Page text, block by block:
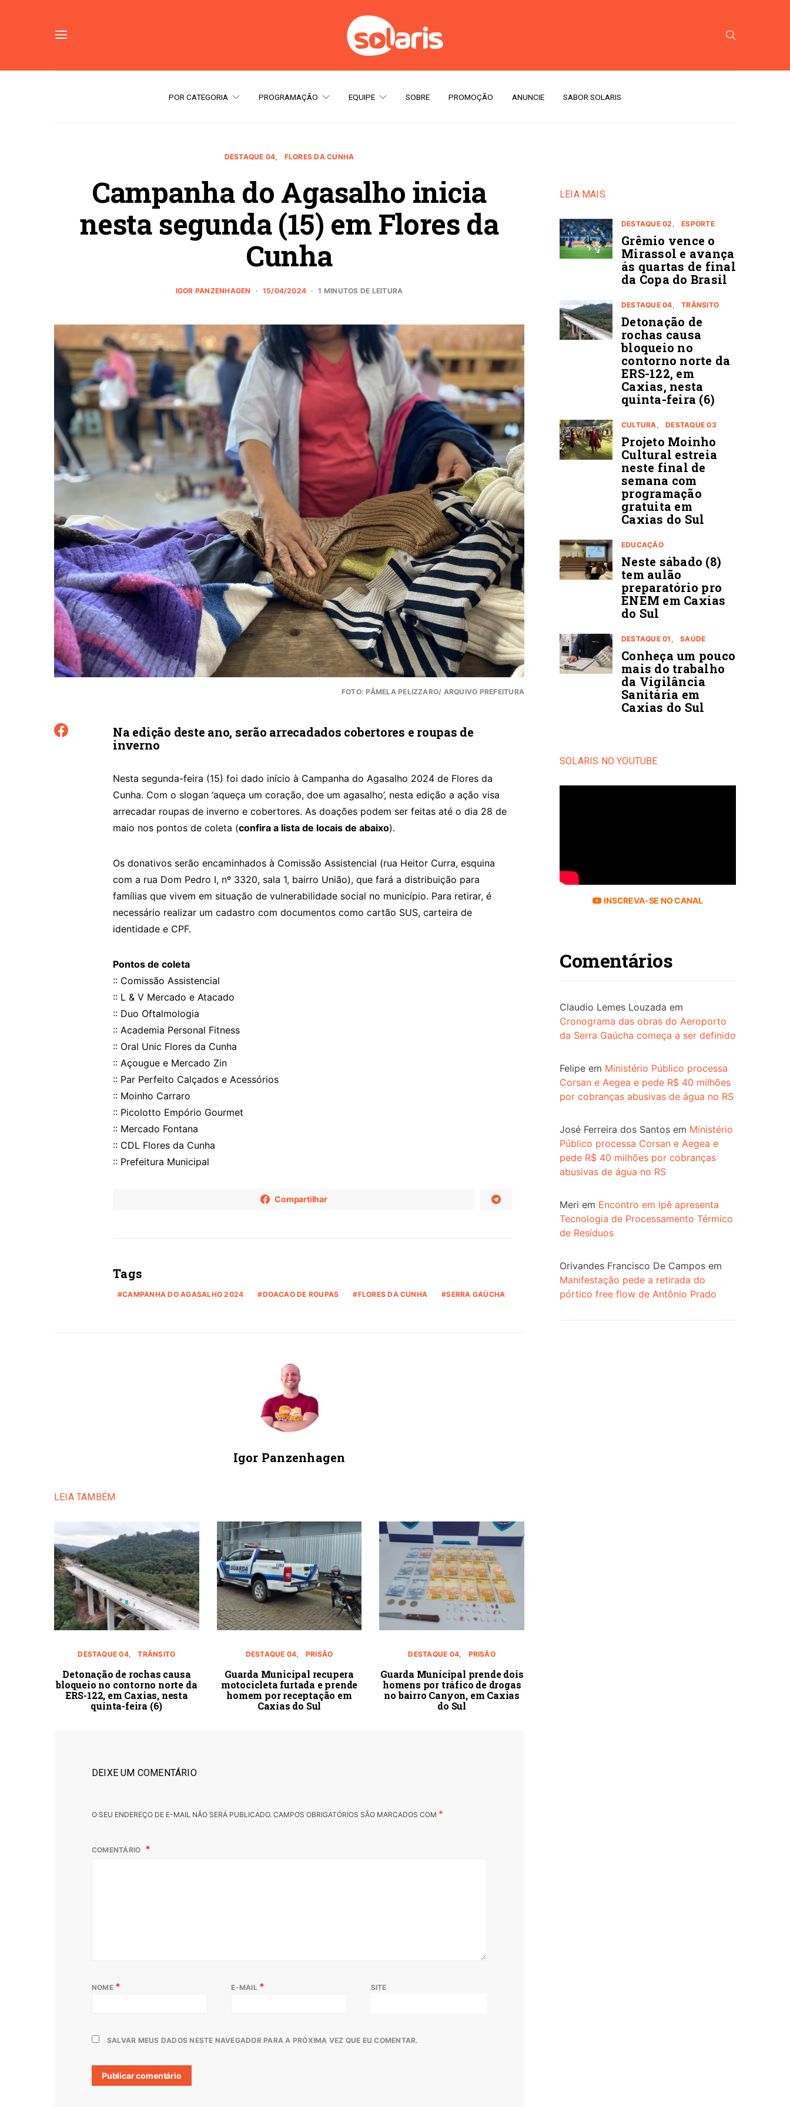
POR CATEGORIA PROGRAMAÇÃO EQUIPE SOBRE PROMOÇÃO ANUNCIE SABOR SOLARIS
DESTAQUE 04 FLORES DA CUNHA
Campanha do Agasalho inicia
nesta segunda (15) em Flores da
Cunha
IGOR PANZENHAGEN 15/04/2024 1 MINUTOS DE LEITURA
FOTO: PÂMELA PELIZZARO/ ARQUIVO PREFEITURA
Na edição deste ano, serão arrecadados cobertores e roupas de
inverno
Nesta segunda-feira (15) foi dado início à Campanha do Agasalho 2024 de Flores da
Cunha. Com o slogan ‘aqueça um coração, doe um agasalho’, nesta edição a ação visa
arrecadar roupas de inverno e cobertores. As doações podem ser feitas até o dia 28 de
maio nos pontos de coleta (confira a lista de locais de abaixo).
Os donativos serão encaminhados à Comissão Assistencial (rua Heitor Curra, esquina
com a rua Dom Pedro I, nº 3320, sala 1, bairro União), que fará a distribuição para
famílias que vivem em situação de vulnerabilidade social no município. Para retirar, é
necessário realizar um cadastro com documentos como cartão SUS, carteira de
identidade e CPF.
Pontos de coleta
:: Comissão Assistencial
:: L & V Mercado e Atacado
:: Duo Oftalmologia
:: Academia Personal Fitness
:: Oral Unic Flores da Cunha
:: Açougue e Mercado Zin
:: Par Perfeito Calçados e Acessórios
:: Moinho Carraro
:: Picolotto Empório Gourmet
:: Mercado Fontana
:: CDL Flores da Cunha
:: Prefeitura Municipal
Compartilhar
Tags
CAMPANHA DO AGASALHO 2024 DOACAO DE ROUPAS FLORES DA CUNHA SERRA GAÚCHA
Igor Panzenhagen
LEIA TAMBÉM
DESTAQUE 04 TRÂNSITO
Detonação de rochas causa
bloqueio no contorno norte da
ERS-122, em Caxias, nesta
quinta-feira (6)
DESTAQUE 04 PRISÃO
Guarda Municipal recupera
motocicleta furtada e prende
homem por receptação em
Caxias do Sul
DESTAQUE 04 PRISÃO
Guarda Municipal prende dois
homens por tráfico de drogas
no bairro Canyon, em Caxias
do Sul
DEIXE UM COMENTÁRIO
O SEU ENDEREÇO DE E-MAIL NÃO SERÁ PUBLICADO. CAMPOS OBRIGATÓRIOS SÃO MARCADOS COM *
COMENTÁRIO
NOME * E-MAIL * SITE
SALVAR MEUS DADOS NESTE NAVEGADOR PARA A PRÓXIMA VEZ QUE EU COMENTAR.
LEIA MAIS
DESTAQUE 02 ESPORTE
Grêmio vence o
Mirassol e avança
ás quartas de final
da Copa do Brasil
DESTAQUE 04 TRÂNSITO
Detonação de
rochas causa
bloqueio no
contorno norte da
ERS-122, em
Caxias, nesta
quinta-feira (6)
CULTURA DESTAQUE 03
Projeto Moinho
Cultural estreia
neste final de
semana com
programação
gratuita em
Caxias do Sul
EDUCAÇÃO
Neste sábado (8)
tem aulão
preparatório pro
ENEM em Caxias
do Sul
DESTAQUE 01 SAÚDE
Conheça um pouco
mais do trabalho
da Vigilância
Sanitária em
Caxias do Sul
SOLARIS NO YOUTUBE
INSCREVA-SE NO CANAL
Comentários
Claudio Lemes Louzada em
Cronograma das obras do Aeroporto
da Serra Gaúcha começa a ser definido
Felipe em Ministério Público processa
Corsan e Aegea e pede R$ 40 milhões
por cobranças abusivas de água no RS
José Ferreira dos Santos em Ministério
Público processa Corsan e Aegea e
pede R$ 40 milhões por cobranças
abusivas de água no RS
Meri em Encontro em Ipê apresenta
Tecnologia de Processamento Térmico
de Resíduos
Orivandes Francisco De Campos em
Manifestação pede a retirada do
pórtico free flow de Antônio Prado